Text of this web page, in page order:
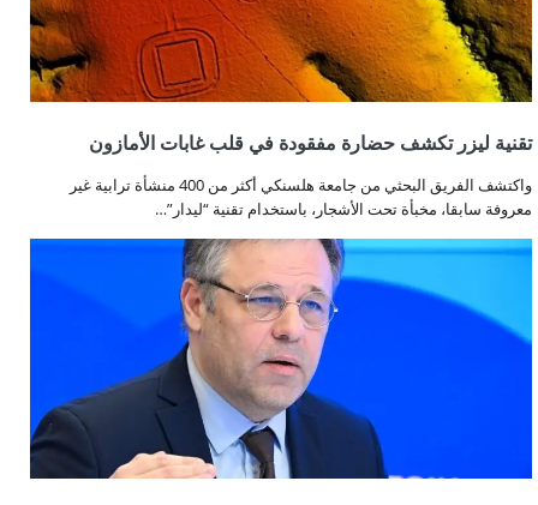
تقنية ليزر تكشف حضارة مفقودة في قلب غابات الأمازون
واكتشف الفريق البحثي من جامعة هلسنكي أكثر من 400 منشأة ترابية غير
معروفة سابقا، مخبأة تحت الأشجار، باستخدام تقنية “ليدار”…